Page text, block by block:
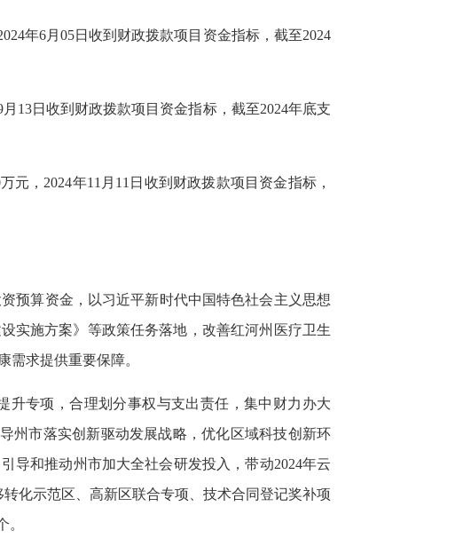
年6月05日收到财政拨款项目资金指标，截至2024
13日收到财政拨款项目资金指标，截至2024年底支
元，2024年11月11日收到财政拨款项目资金指标，
预算资金，以习近平新时代中国特色社会主义思想
实施方案》等政策任务落地，改善红河州医疗卫生
求提供重要保障。
升专项，合理划分事权与支出责任，集中财力办大
州市落实创新驱动发展战略，优化区域科技创新环
导和推动州市加大全社会研发投入，带动2024年云
化示范区、高新区联合专项、技术合同登记奖补项
。